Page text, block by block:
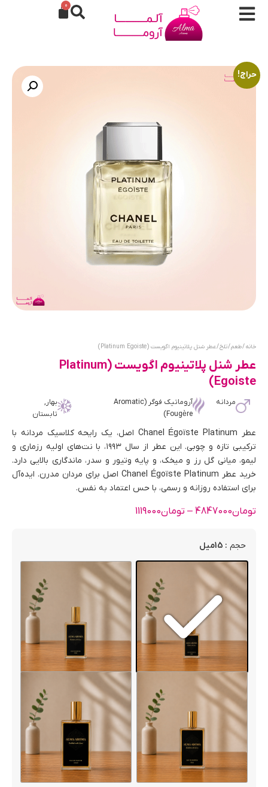
0
حراج!
خانه/طعم/تلخ/ عطر شنل پلاتینیوم اگویست (Platinum Egoiste)
عطر شنل پلاتینیوم اگویست (Platinum
Egoiste)
مردانه
آروماتیک فوگر (Aromatic
Fougère)
بهار,
تابستان
عطر Chanel Égoïste Platinum اصل، یک رایحه کلاسیک مردانه با
ترکیبی تازه و چوبی. این عطر از سال ۱۹۹۳، با نت‌های اولیه رزماری و
لیمو، میانی گل رز و میخک، و پایه وتیور و سدر، ماندگاری بالایی دارد.
خرید عطر Chanel Égoïste Platinum اصل برای مردان مدرن. ایده‌آل
برای استفاده روزانه و رسمی، با حس اعتماد به نفس.
تومان4847000
– تومان1119000
حجم : 15میل